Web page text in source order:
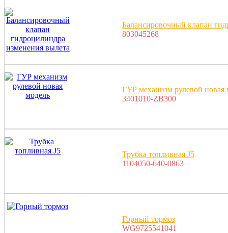
Балансировочный клапан
803045268
ГУР механизм рулевой новая
3401010-ZB300
Трубка топливная J5
1104050-640-0863
Горный тормоз
WG9725541041